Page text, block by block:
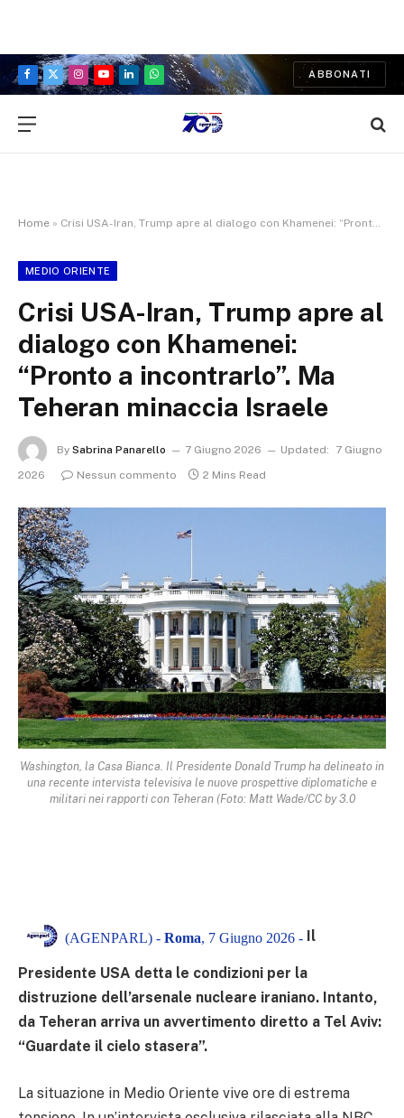
Facebook
X
Instagram
YouTubeLinkedInWhatsApp
ABBONATI
Home » Crisi USA-Iran, Trump apre al dialogo con Khamenei: “Pronto a incontrarlo”. Ma Teheran minaccia Israele
MEDIO ORIENTE
Crisi USA-Iran, Trump apre al
dialogo con Khamenei:
“Pronto a incontrarlo”. Ma
Teheran minaccia Israele
By Sabrina Panarello 7 Giugno 2026 Updated:
7 Giugno
2026
Nessun commento 2 Mins Read
Washington, la Casa Bianca. Il Presidente Donald Trump ha delineato in
una recente intervista televisiva le nuove prospettive diplomatiche e
militari nei rapporti con Teheran (Foto: Matt Wade/CC by 3.0
(AGENPARL) - Roma, 7 Giugno 2026 - Il
Presidente USA detta le condizioni per la
distruzione dell’arsenale nucleare iraniano. Intanto,
da Teheran arriva un avvertimento diretto a Tel Aviv:
“Guardate il cielo stasera”.
La situazione in Medio Oriente vive ore di estrema